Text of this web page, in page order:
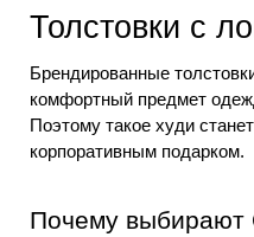
Толстовки с
Брендированные
комфортный предмет
Поэтому такое худи
корпоративным подарком.
Почему